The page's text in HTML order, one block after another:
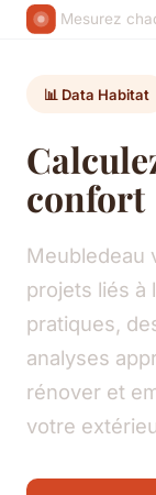
Mesurez
📊 Data Habitat
confort
Meubledeau
projets liés à
pratiques,
analyses
rénover et
votre